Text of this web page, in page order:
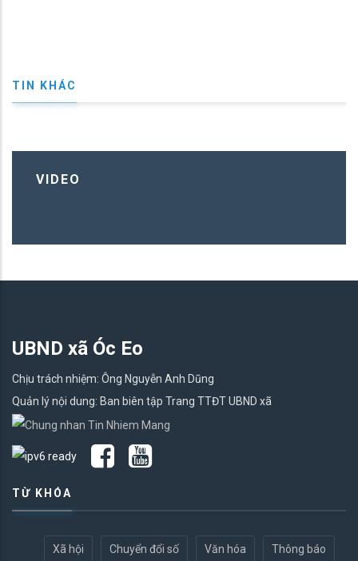
TIN KHÁC
VIDEO
UBND xã Óc Eo
Chịu trách nhiệm: Ông Nguyễn Anh Dũng
Quản lý nội dung: Ban biên tập Trang TTĐT UBND xã
TỪ KHÓA
Xã hội Chuyển đổi số Văn hóa Thông báo